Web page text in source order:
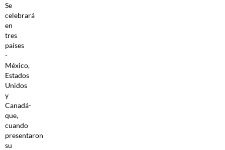
Se
celebrará
en
tres
países
-
México,
Estados
Unidos
y
Canadá-
que,
cuando
presentaron
su